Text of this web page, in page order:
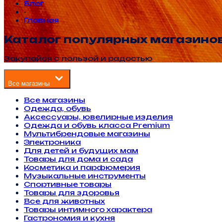
Блог
•
Главная
Каталог популярных
Закупайся с пользой и радостью
Все магазины
Все магазины
Одежда, обувь
Аксессуары, ювелирные изделия
Одежда и обувь класса Premium
Мультибрендовые магазины
Электроника
Для детей и будущих мам
Товары для дома и сада
Косметика и парфюмерия
Музыкальные инструменты
Спортивные товары
Товары для здоровья
Все для животных
Товары интимного характера
Гастрономия и кухня